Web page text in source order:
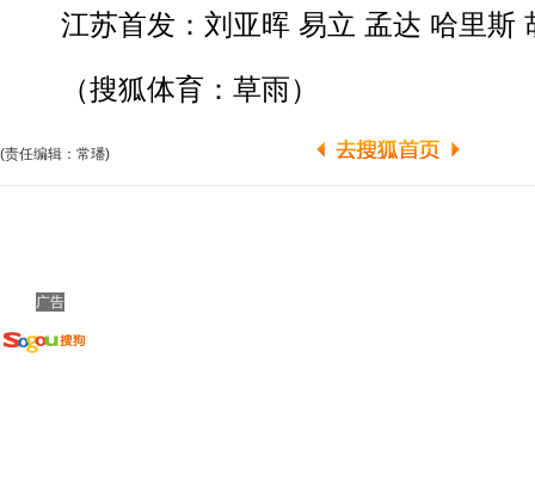
江苏首发：刘亚晖 易立 孟达 哈里斯
（搜狐体育：草雨）
(责任编辑：常璠)
广告